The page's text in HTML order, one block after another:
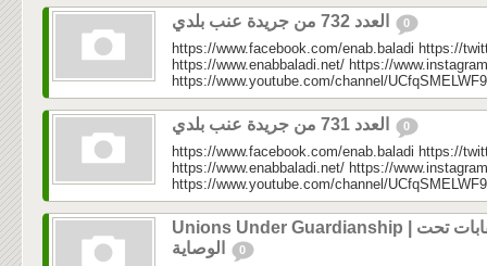
0
https://www.facebook.com/enab.baladi https://
https://www.enabbaladi.net/ https://
https://www.youtube.com/channel/
0
https://www.facebook.com/enab.baladi https://
https://www.enabbaladi.net/ https://
https://www.youtube.com/channel/
Unions Under Guardianship | نقابات تحت
0